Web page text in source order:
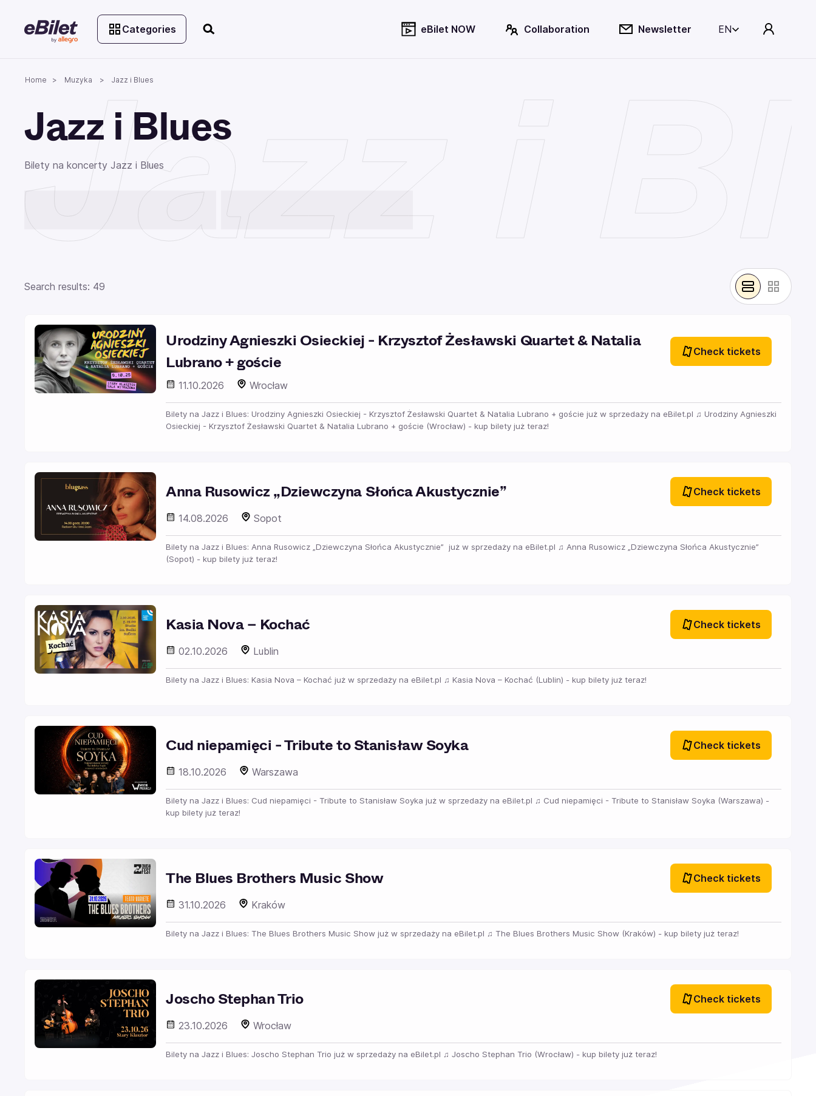
Categories eBilet NOW Collaboration Newsletter EN
Home Muzyka Jazz i Blues
Jazz i
Jazz i Blues
Bilety na koncerty Jazz i Blues
Search results: 49
Urodziny Agnieszki Osieckiej - Krzysztof Żesławski Quartet & Natalia
Lubrano + goście
Check tickets
11.10.2026 Wrocław
Bilety na Jazz i Blues: Urodziny Agnieszki Osieckiej - Krzysztof Żesławski Quartet & Natalia Lubrano + goście już w sprzedaży na eBilet.pl ♫ Urodziny Agnieszki
Osieckiej - Krzysztof Żesławski Quartet & Natalia Lubrano + goście (Wrocław) - kup bilety już teraz!
Anna Rusowicz „Dziewczyna Słońca Akustycznie” Check tickets
14.08.2026 Sopot
Bilety na Jazz i Blues: Anna Rusowicz „Dziewczyna Słońca Akustycznie” już w sprzedaży na eBilet.pl ♫ Anna Rusowicz „Dziewczyna Słońca Akustycznie”
(Sopot) - kup bilety już teraz!
Kasia Nova – Kochać Check tickets
02.10.2026 Lublin
Bilety na Jazz i Blues: Kasia Nova – Kochać już w sprzedaży na eBilet.pl ♫ Kasia Nova – Kochać (Lublin) - kup bilety już teraz!
Cud niepamięci - Tribute to Stanisław Soyka Check tickets
18.10.2026 Warszawa
Bilety na Jazz i Blues: Cud niepamięci - Tribute to Stanisław Soyka już w sprzedaży na eBilet.pl ♫ Cud niepamięci - Tribute to Stanisław Soyka (Warszawa) -
kup bilety już teraz!
The Blues Brothers Music Show Check tickets
31.10.2026 Kraków
Bilety na Jazz i Blues: The Blues Brothers Music Show już w sprzedaży na eBilet.pl ♫ The Blues Brothers Music Show (Kraków) - kup bilety już teraz!
Joscho Stephan Trio Check tickets
23.10.2026 Wrocław
Bilety na Jazz i Blues: Joscho Stephan Trio już w sprzedaży na eBilet.pl ♫ Joscho Stephan Trio (Wrocław) - kup bilety już teraz!